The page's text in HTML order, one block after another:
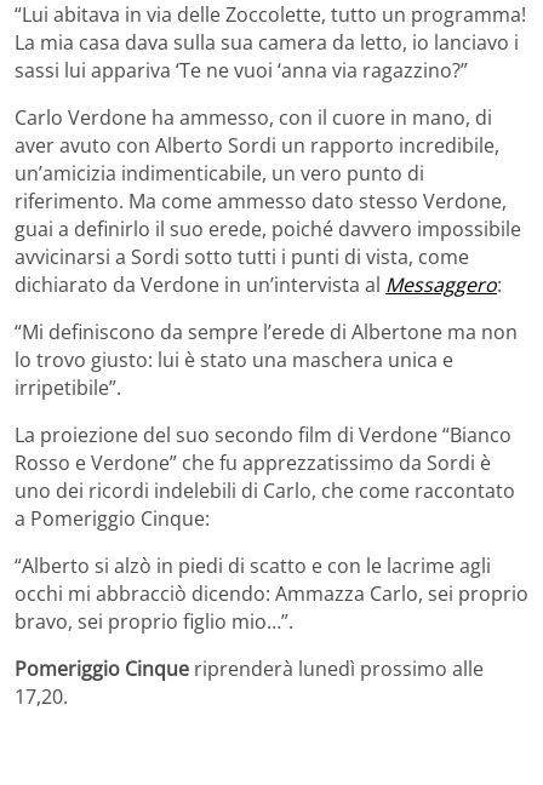
“Lui abitava in via delle Zoccolette, tutto un programma!
La mia casa dava sulla sua camera da letto, io lanciavo i
sassi lui appariva ‘Te ne vuoi ‘anna via ragazzino?”
Carlo Verdone ha ammesso, con il cuore in mano, di
aver avuto con Alberto Sordi un rapporto incredibile,
un’amicizia indimenticabile, un vero punto di
riferimento. Ma come ammesso dato stesso Verdone,
guai a definirlo il suo erede, poiché davvero impossibile
avvicinarsi a Sordi sotto tutti i punti di vista, come
dichiarato da Verdone in un’intervista al Messaggero:
“Mi definiscono da sempre l’erede di Albertone ma non
lo trovo giusto: lui è stato una maschera unica e
irripetibile”.
La proiezione del suo secondo film di Verdone “Bianco
Rosso e Verdone” che fu apprezzatissimo da Sordi è
uno dei ricordi indelebili di Carlo, che come raccontato
a Pomeriggio Cinque:
“Alberto si alzò in piedi di scatto e con le lacrime agli
occhi mi abbracciò dicendo: Ammazza Carlo, sei proprio
bravo, sei proprio figlio mio…”.
Pomeriggio Cinque riprenderà lunedì prossimo alle
17,20.